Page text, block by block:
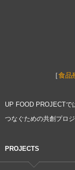
［食品
UP FOOD PROJECTで
つなぐための共創プロ
PROJECTS